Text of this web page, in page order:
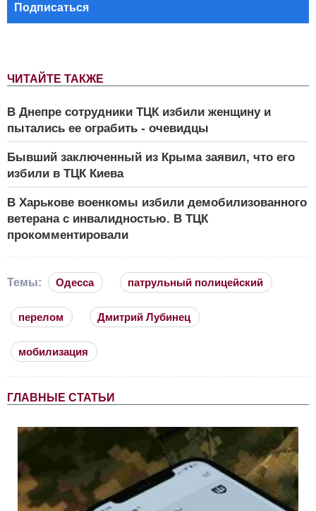
ЧИТАЙТЕ ТАКЖЕ
В Днепре сотрудники ТЦК избили женщину и
пытались ее ограбить - очевидцы
Бывший заключенный из Крыма заявил, что его
избили в ТЦК Киева
В Харькове военкомы избили демобилизованного
ветерана с инвалидностью. В ТЦК
прокомментировали
Подписаться
Темы: Одесса патрульный полицейский
перелом Дмитрий Лубинец
мобилизация
ГЛАВНЫЕ СТАТЬИ